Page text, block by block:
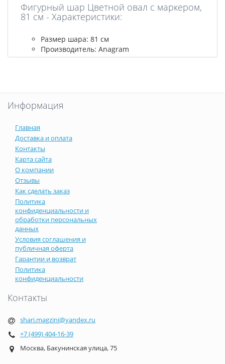
Фигурный шар Цветной овал с маркером,
81 см - Характеристики:
Размер шара: 81 см
Производитель: Anagram
Информация
Главная
Доставка и оплата
Контакты
Карта сайта
О компании
Отзывы
Как сделать заказ
Политика
конфиденциальности и
обработки персональных
данных
Условия соглашения и
публичная оферта
Гарантии и возврат
Политика
конфиденциальности
Контакты
shari.magzini@yandex.ru
+7 (499) 404-16-39
Москва, Бакунинская улица, 75